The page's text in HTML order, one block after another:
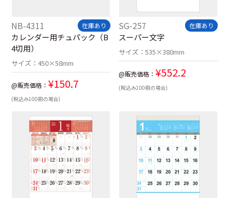
NB-4311 在庫あり
カレンダー用チュパック（B
4切用）
サイズ： 450×58mm
@販売価格： ¥150.7
(税込み100冊の場合)
SG-257 在庫あり
スーパー文字
サイズ： 535×380mm
@販売価格： ¥552.2
(税込み100冊の場合)